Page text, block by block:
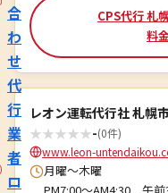
合
わ
せ
代
行
業
者
ロ
CPS代行 札
料
レオン運転代行社 札幌
★★★★★-(0件)
www.leon-
月曜～木曜